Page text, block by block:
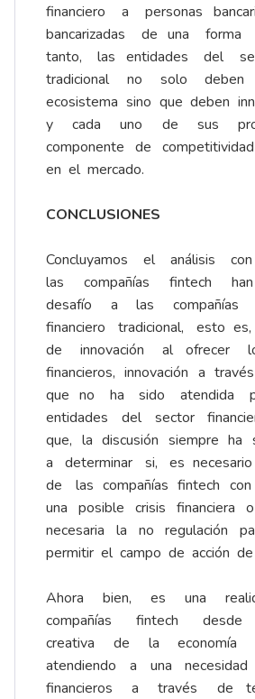
financiero a personas
bancarizadas de una
tanto, las entidades del
tradicional no solo deben
ecosistema sino que deben
y cada uno de sus
componente de competitividad
en el mercado.
CONCLUSIONES
Concluyamos el análisis
las compañías fintech
desafío a las
financiero tradicional, esto
de innovación al ofrecer
financieros, innovación a
que no ha sido atendida
entidades del sector
que, la discusión siempre ha
a determinar si, es
de las compañías fintech
una posible crisis financiera
necesaria la no regulación
permitir el campo de acción
Ahora bien, es una
compañías fintech
creativa de la economía
atendiendo a una
financieros a través de